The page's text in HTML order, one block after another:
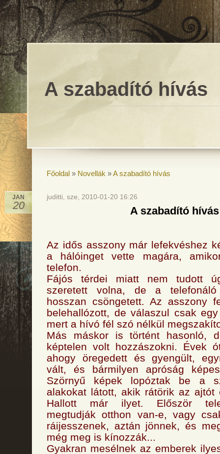
A szabadító hívás
Főoldal » Novellák »A szabadító hívás
JAN
20
juditti, sze, 2010-01-20 16:26
A szabadító hívás
Az idős asszony már lefekvéshez
a hálóinget vette magára,
telefon.
Fájós térdei miatt nem tudott
szeretett volna, de a
hosszan csöngetett. Az asszony
belehallózott, de válaszul csak
mert a hívó fél szó nélkül
Más máskor is történt hasonló,
képtelen volt hozzászokni. Évek
ahogy öregedett és gyengült,
vált, és bármilyen apróság
Szörnyű képek lopóztak be a
alakokat látott, akik rátörik az ajtót
Hallott már ilyet. Először
megtudják otthon van-e, vagy
ráijesszenek, aztán jönnek, és
még meg is kínozzák...
Gyakran mesélnek az emberek